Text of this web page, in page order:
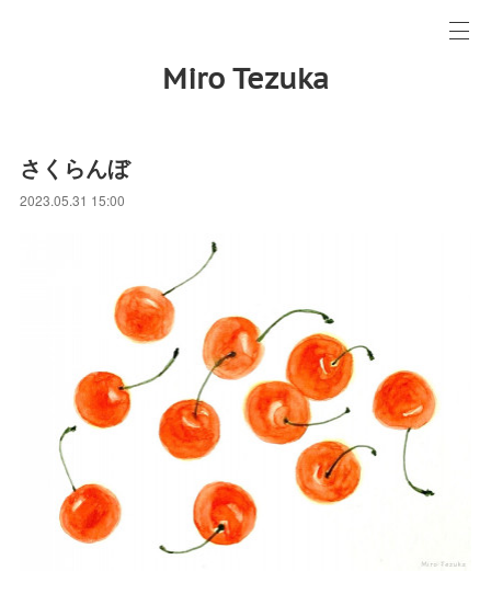
Miro Tezuka
さくらんぼ
2023.05.31 15:00